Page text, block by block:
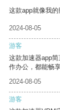
这款app就像我的
2024-08-05
游客
这款加速器app
作办公，都能畅
2024-08-05
游客